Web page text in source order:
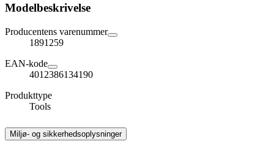
Modelbeskrivelse
Producentens varenummer
1891259
EAN-kode
4012386134190
Produkttype
Tools
Miljø- og sikkerhedsoplysninger